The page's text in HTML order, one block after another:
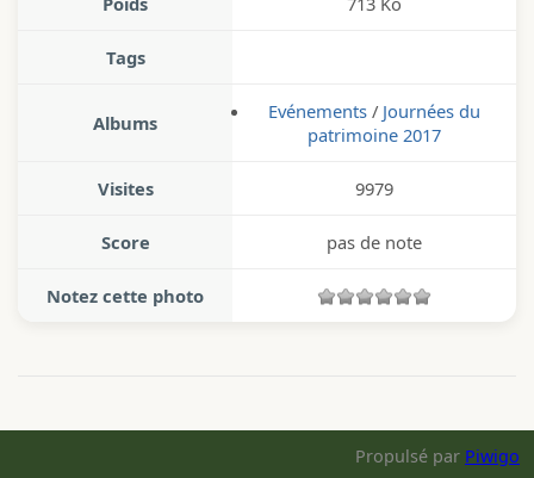
Tags
Albums Evénements / Journées du
patrimoine 2017
Visites 9979
Score pas de note
Notez cette photo
Propulsé par Piwigo